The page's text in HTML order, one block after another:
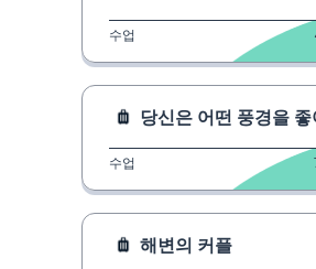
수업
당신은 어떤 풍경을
수업
해변의 커플